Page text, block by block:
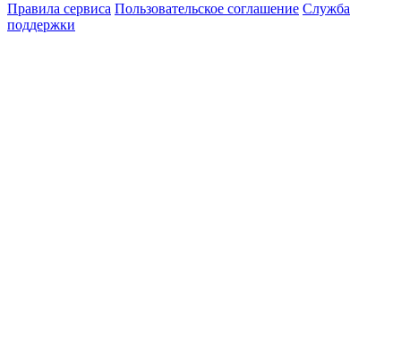
Правила сервиса Пользовательское соглашение Служба
поддержки